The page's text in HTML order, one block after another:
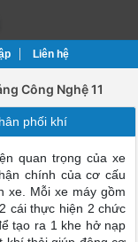
Liên hệ
Công Nghệ 11
phối khí
quan trọng của xe
chính của cơ cấu
xe. Mỗi xe máy gồm
cái thực hiện 2 chức
tạo ra 1 khe hở nạp